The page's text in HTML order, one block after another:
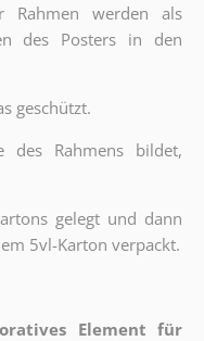
Rahmen werden als
des Posters in den
geschützt.
des Rahmens bildet,
gelegt und dann
5vl-Karton verpackt.
Element für